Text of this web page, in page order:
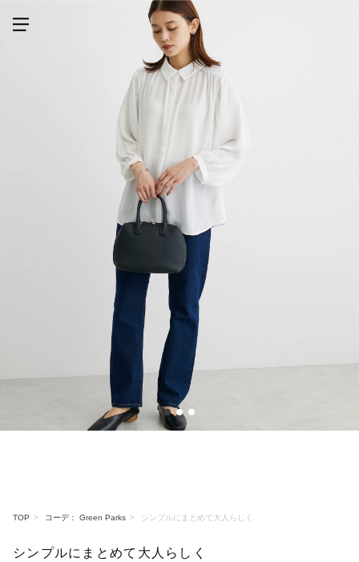
TOP コーデ： Green Parks シンプルにまとめて大人らしく
シンプルにまとめて大人らしく
1 2